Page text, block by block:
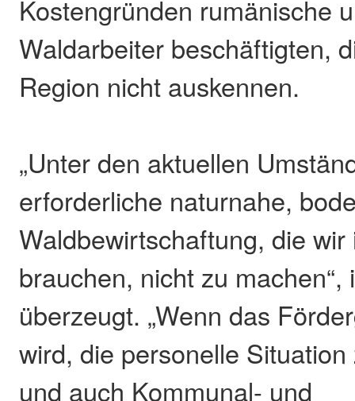
Kostengründen rumänische
Waldarbeiter beschäftigten,
Region nicht auskennen.
„Unter den aktuellen
erforderliche naturnahe,
Waldbewirtschaftung, die
brauchen, nicht zu machen“,
überzeugt. „Wenn das
wird, die personelle
und auch Kommunal- und